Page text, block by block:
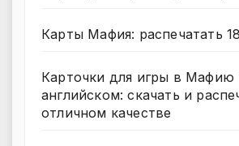
Карты Мафия: распечатать
Карточки для игры в Мафию
английском: скачать и
отличном качестве